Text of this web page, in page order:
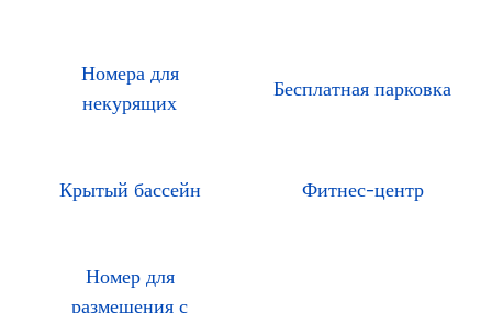
Номера для
некурящих
Бесплатная парковка
Крытый бассейн Фитнес-центр
Номер для
размещения с